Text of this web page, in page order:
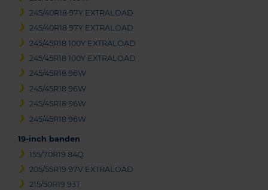
245/40R18 97Y EXTRALOAD
245/40R18 97Y EXTRALOAD
245/45R18 100Y EXTRALOAD
245/45R18 100Y EXTRALOAD
245/45R18 96W
245/45R18 96W
245/45R18 96W
245/45R18 96W
19-inch banden
155/70R19 84Q
205/55R19 97V EXTRALOAD
215/50R19 93T